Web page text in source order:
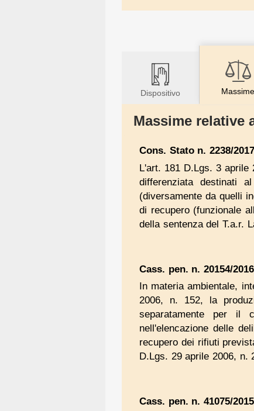
Dispositivo Massime
Massime relative
Cons. Stato n. 2238/2017
L'art. 181 D.Lgs. 3
differenziata destinati
(diversamente da quelli
di recupero (funzionale
della sentenza del T.a.r.
Cass. pen. n. 20154/2016
In materia ambientale,
2006, n. 152, la
separatamente per il
nell'elencazione delle
recupero dei rifiuti
D.Lgs. 29 aprile 2006, n.
Cass. pen. n. 41075/2015